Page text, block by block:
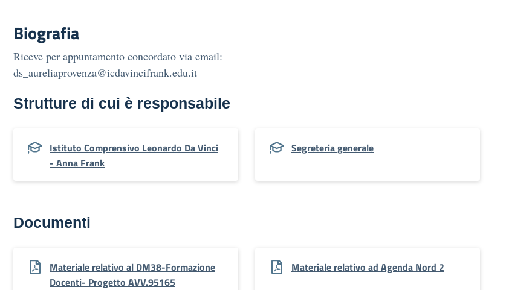
Biografia
Riceve per appuntamento concordato via email:
ds_aureliaprovenza@icdavincifrank.edu.it
Strutture di cui è responsabile
Istituto Comprensivo Leonardo Da Vinci
- Anna Frank
Segreteria generale
Documenti
Materiale relativo al DM38-Formazione
Docenti- Progetto AVV.95165
Materiale relativo ad Agenda Nord 2